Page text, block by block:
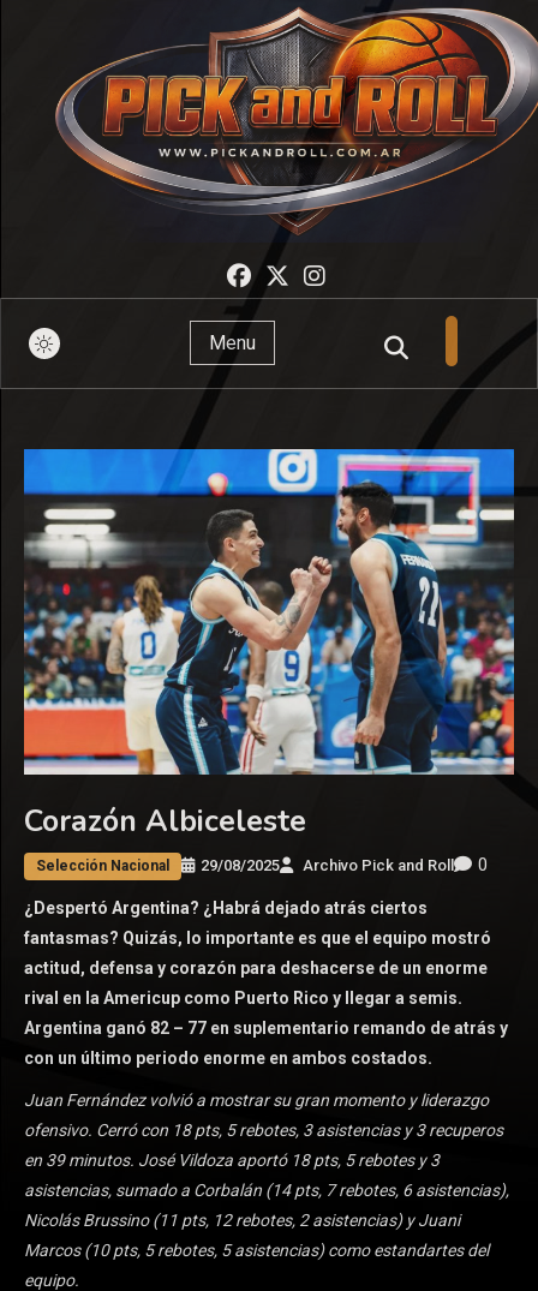
Pick And Roll
Menu
Corazón Albiceleste
Selección Nacional 29/08/2025 Archivo Pick and Roll 0
¿Despertó Argentina? ¿Habrá dejado atrás ciertos
fantasmas? Quizás, lo importante es que el equipo mostró
actitud, defensa y corazón para deshacerse de un enorme
rival en la Americup como Puerto Rico y llegar a semis.
Argentina ganó 82 – 77 en suplementario remando de atrás y
con un último periodo enorme en ambos costados.
Juan Fernández volvió a mostrar su gran momento y liderazgo
ofensivo. Cerró con 18 pts, 5 rebotes, 3 asistencias y 3 recuperos
en 39 minutos. José Vildoza aportó 18 pts, 5 rebotes y 3
asistencias, sumado a Corbalán (14 pts, 7 rebotes, 6 asistencias),
Nicolás Brussino (11 pts, 12 rebotes, 2 asistencias) y Juani
Marcos (10 pts, 5 rebotes, 5 asistencias) como estandartes del
equipo.